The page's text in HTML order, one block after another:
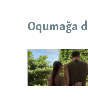
Oqumağa